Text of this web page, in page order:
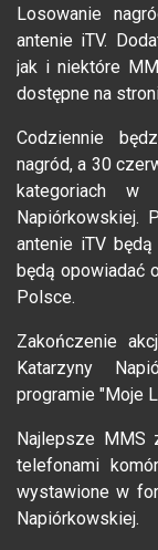
Losowanie
antenie iTV.
jak i niektóre
dostępne na
Codziennie
nagród, a 30
kategoriach
Napiórkowskiej.
antenie iTV
będą opowiadać
Polsce.
Zakończenie
Katarzyny
programie "Moje
Najlepsze MMS
telefonami
wystawione w
Napiórkowskiej.